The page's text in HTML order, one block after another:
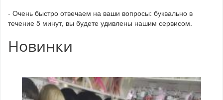
- Очень быстро отвечаем на ваши вопросы: буквально в
течение 5 минут, вы будете удивлены нашим сервисом.
Новинки